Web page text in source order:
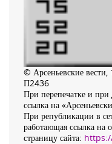
© Арсеньевские
П2436
При перепечатке и при
ссылка на
При републикации в
работающая ссылка на
страницу сайта: